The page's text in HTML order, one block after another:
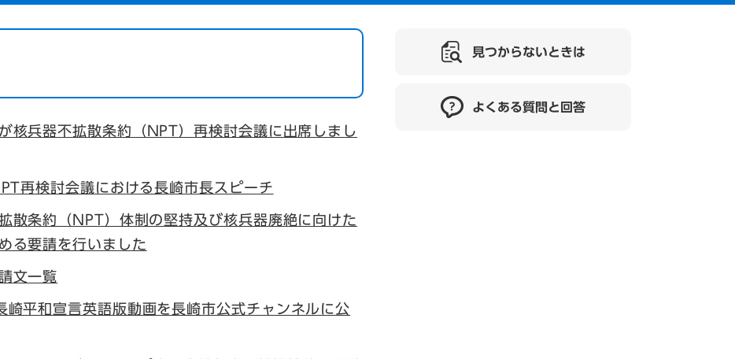
核兵器不拡散条約（NPT）再検討会議に出席しまし
再検討会議における長崎市長スピーチ
散条約（NPT）体制の堅持及び核兵器廃絶に向けた
る要請を行いました
文一覧
崎平和宣言英語版動画を長崎市公式チャンネルに公
見つからないときは
よくある質問と回答